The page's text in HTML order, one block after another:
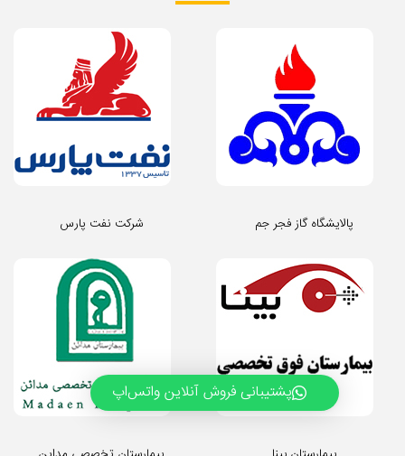
شرکت نفت پارس پالایشگاه گاز فجر جم
پشتیبانی فروش آنلاین واتس‌اپ